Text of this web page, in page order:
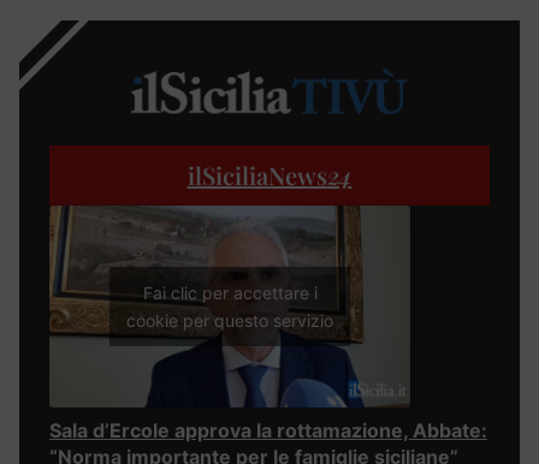
ilSiciliaNews24
Fai clic per accettare i
cookie per questo servizio
Sala d’Ercole approva la rottamazione, Abbate:
“Norma importante per le famiglie siciliane”